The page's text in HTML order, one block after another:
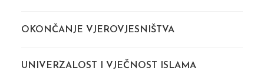
OKONČANJE VJEROVJESNIŠTVA
UNIVERZALOST I VJEČNOST ISLAMA